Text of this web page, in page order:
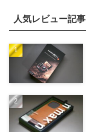
人気レビュー記事